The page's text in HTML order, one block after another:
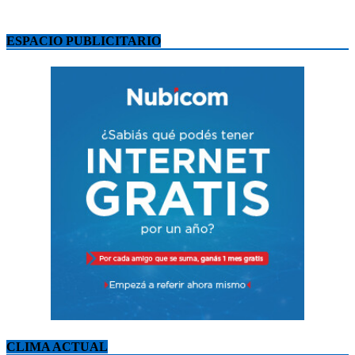
ESPACIO PUBLICITARIO
CLIMA ACTUAL